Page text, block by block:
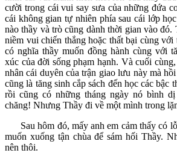
cười trong cái vui say sưa của những đứa
cái không gian tự nhiên phía sau cái lớp
nào thầy và trò cũng dành thời gian vào đó.
niềm vui chiến thắng hoặc thất bại cùng với
có nghĩa thầy muốn đồng hành cùng với
xúc của đời sống phạm hạnh. Và cuối
nhân cái duyên của trận giao lưu này mà
cũng là tăng sinh cắp sách đến học các bậc
rồi cũng có những tháng ngày nó bình
chăng! Nhưng Thầy đi về một mình trong
Sau hôm đó, mấy anh em cảm thấy có
muốn xuống tận chùa để sám hối Thầy.
nên thôi.